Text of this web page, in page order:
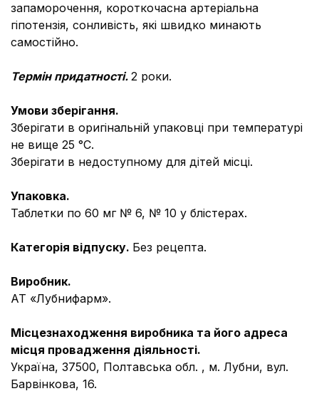
запаморочення, короткочасна артеріальна
гіпотензія, сонливість, які швидко минають
самостійно.
Термін придатності. 2 роки.
Умови зберігання.
Зберiгати в оригінальній упаковці при температурі
не вище 25 °С.
Зберігати в недоступному для дiтей місці.
Упаковка.
Таблетки по 60 мг № 6, № 10 у блістерах.
Категорія відпуску. Без рецепта.
Виробник.
АТ «Лубнифарм».
Місцезнаходження виробника та його адреса
місця провадження діяльності.
Україна, 37500, Полтавська обл. , м. Лубни, вул.
Барвінкова, 16.